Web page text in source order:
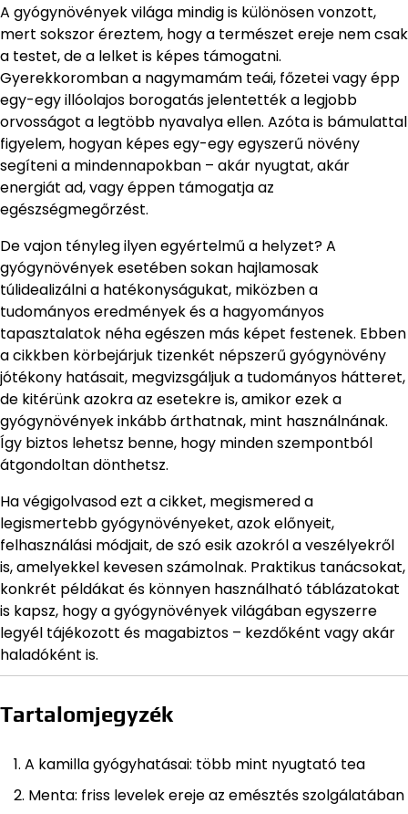
A gyógynövények világa mindig is különösen vonzott,
mert sokszor éreztem, hogy a természet ereje nem csak
a testet, de a lelket is képes támogatni.
Gyerekkoromban a nagymamám teái, főzetei vagy épp
egy-egy illóolajos borogatás jelentették a legjobb
orvosságot a legtöbb nyavalya ellen. Azóta is bámulattal
figyelem, hogyan képes egy-egy egyszerű növény
segíteni a mindennapokban – akár nyugtat, akár
energiát ad, vagy éppen támogatja az
egészségmegőrzést.
De vajon tényleg ilyen egyértelmű a helyzet? A
gyógynövények esetében sokan hajlamosak
túlidealizálni a hatékonyságukat, miközben a
tudományos eredmények és a hagyományos
tapasztalatok néha egészen más képet festenek. Ebben
a cikkben körbejárjuk tizenkét népszerű gyógynövény
jótékony hatásait, megvizsgáljuk a tudományos hátteret,
de kitérünk azokra az esetekre is, amikor ezek a
gyógynövények inkább árthatnak, mint használnának.
Így biztos lehetsz benne, hogy minden szempontból
átgondoltan dönthetsz.
Ha végigolvasod ezt a cikket, megismered a
legismertebb gyógynövényeket, azok előnyeit,
felhasználási módjait, de szó esik azokról a veszélyekről
is, amelyekkel kevesen számolnak. Praktikus tanácsokat,
konkrét példákat és könnyen használható táblázatokat
is kapsz, hogy a gyógynövények világában egyszerre
legyél tájékozott és magabiztos – kezdőként vagy akár
haladóként is.
Tartalomjegyzék
A kamilla gyógyhatásai: több mint nyugtató tea
Menta: friss levelek ereje az emésztés szolgálatában